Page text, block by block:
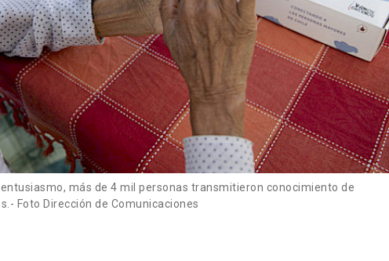
más de 4 mil personas transmitieron conocimiento de
Foto Dirección de Comunicaciones